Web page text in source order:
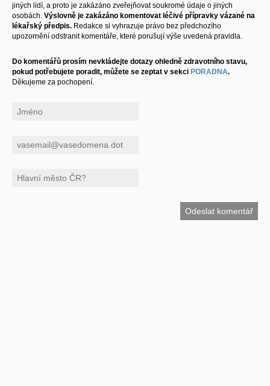
jiných lidí, a proto je zakázáno zveřejňovat soukromé údaje o jiných
osobách. Výslovně je zakázáno komentovat léčivé přípravky vázané na
lékařský předpis. Redakce si vyhrazuje právo bez předchozího
upozornění odstranit komentáře, které porušují výše uvedená pravidla.
Do komentářů prosím nevkládejte dotazy ohledně zdravotního stavu,
pokud potřebujete poradit, můžete se zeptat v sekci PORADNA.
Děkujeme za pochopení.